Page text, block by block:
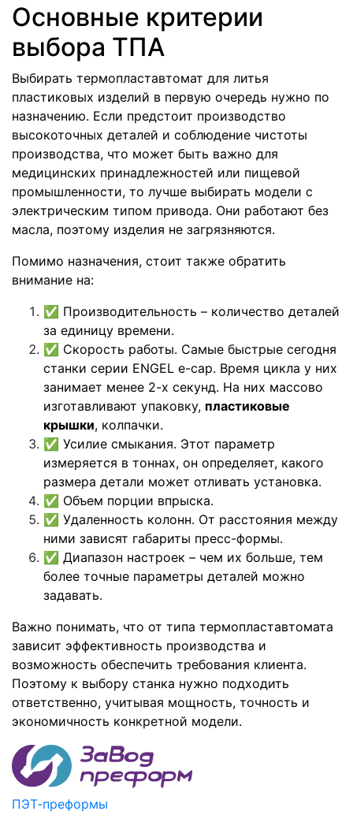
Основные критерии
выбора ТПА
Выбирать термопластавтомат для литья
пластиковых изделий в первую очередь нужно по
назначению. Если предстоит производство
высокоточных деталей и соблюдение чистоты
производства, что может быть важно для
медицинских принадлежностей или пищевой
промышленности, то лучше выбирать модели с
электрическим типом привода. Они работают без
масла, поэтому изделия не загрязняются.
Помимо назначения, стоит также обратить
внимание на:
✅ Производительность – количество деталей
за единицу времени.
✅ Скорость работы. Самые быстрые сегодня
станки серии ENGEL e-cap. Время цикла у них
занимает менее 2-х секунд. На них массово
изготавливают упаковку, пластиковые
крышки, колпачки.
✅ Усилие смыкания. Этот параметр
измеряется в тоннах, он определяет, какого
размера детали может отливать установка.
✅ Объем порции впрыска.
✅ Удаленность колонн. От расстояния между
ними зависят габариты пресс-формы.
✅ Диапазон настроек – чем их больше, тем
более точные параметры деталей можно
задавать.
Важно понимать, что от типа термопластавтомата
зависит эффективность производства и
возможность обеспечить требования клиента.
Поэтому к выбору станка нужно подходить
ответственно, учитывая мощность, точность и
экономичность конкретной модели.
ПЭТ-преформы